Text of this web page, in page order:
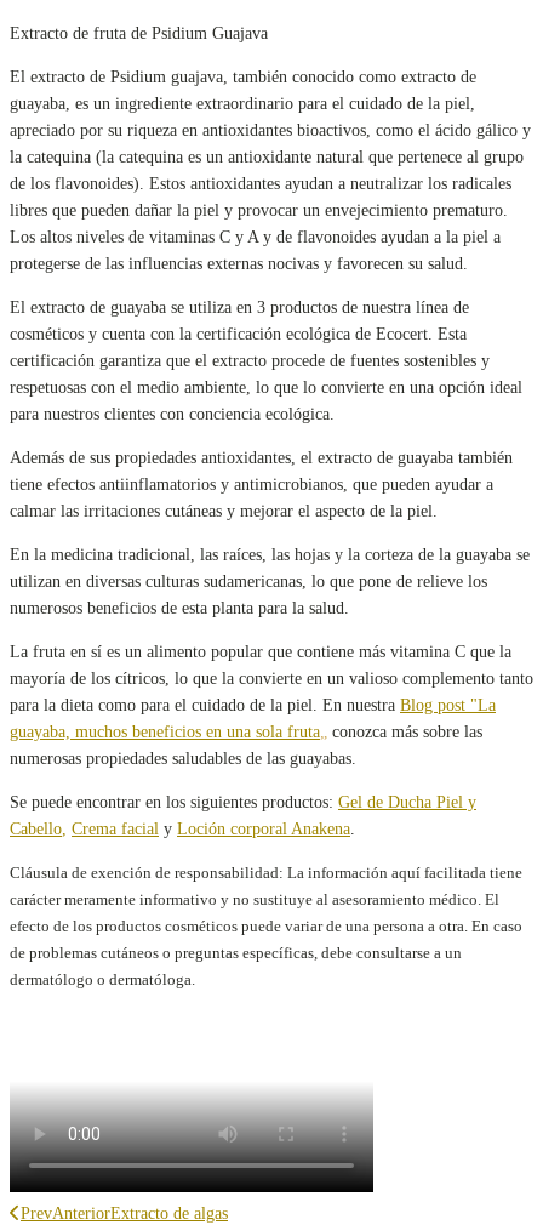
Extracto de fruta de Psidium Guajava
El extracto de Psidium guajava, también conocido como extracto de
guayaba, es un ingrediente extraordinario para el cuidado de la piel,
apreciado por su riqueza en antioxidantes bioactivos, como el ácido gálico y
la catequina (la catequina es un antioxidante natural que pertenece al grupo
de los flavonoides). Estos antioxidantes ayudan a neutralizar los radicales
libres que pueden dañar la piel y provocar un envejecimiento prematuro.
Los altos niveles de vitaminas C y A y de flavonoides ayudan a la piel a
protegerse de las influencias externas nocivas y favorecen su salud.
El extracto de guayaba se utiliza en 3 productos de nuestra línea de
cosméticos y cuenta con la certificación ecológica de Ecocert. Esta
certificación garantiza que el extracto procede de fuentes sostenibles y
respetuosas con el medio ambiente, lo que lo convierte en una opción ideal
para nuestros clientes con conciencia ecológica.
Además de sus propiedades antioxidantes, el extracto de guayaba también
tiene efectos antiinflamatorios y antimicrobianos, que pueden ayudar a
calmar las irritaciones cutáneas y mejorar el aspecto de la piel.
En la medicina tradicional, las raíces, las hojas y la corteza de la guayaba se
utilizan en diversas culturas sudamericanas, lo que pone de relieve los
numerosos beneficios de esta planta para la salud.
La fruta en sí es un alimento popular que contiene más vitamina C que la
mayoría de los cítricos, lo que la convierte en un valioso complemento tanto
para la dieta como para el cuidado de la piel. En nuestra Blog post "La
guayaba, muchos beneficios en una sola fruta„ conozca más sobre las
numerosas propiedades saludables de las guayabas.
Se puede encontrar en los siguientes productos: Gel de Ducha Piel y
Cabello, Crema facial y Loción corporal Anakena.
Cláusula de exención de responsabilidad: La información aquí facilitada tiene
carácter meramente informativo y no sustituye al asesoramiento médico. El
efecto de los productos cosméticos puede variar de una persona a otra. En caso
de problemas cutáneos o preguntas específicas, debe consultarse a un
dermatólogo o dermatóloga.
PrevAnteriorExtracto de algas